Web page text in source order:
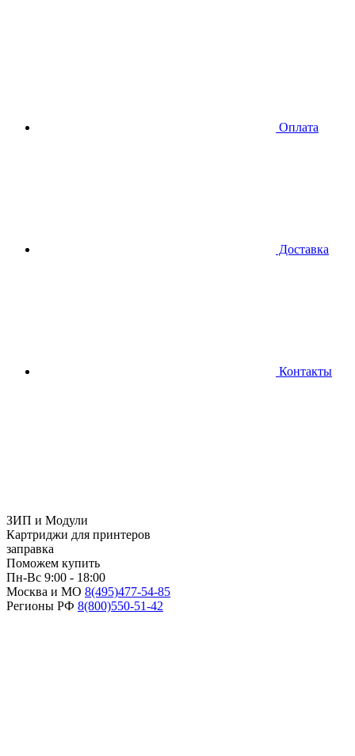
Оплата
Доставка
Контакты
ЗИП и Модули
Картриджи для принтеров
заправка
Поможем купить
Пн-Вс 9:00 - 18:00
Москва и МО 8(495)477-54-85
Регионы РФ 8(800)550-51-42